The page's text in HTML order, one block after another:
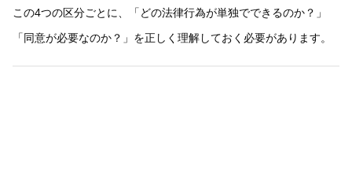
この4つの区分ごとに、「どの法律行為が単独でできるのか？」
「同意が必要なのか？」を正しく理解しておく必要があります。